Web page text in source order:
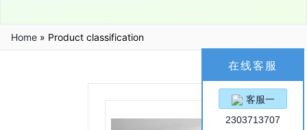
Home » Product classification
在线客服
客服一
2303713707